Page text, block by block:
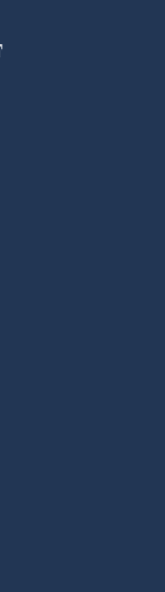
hyperlien
hyperlien
s'ouvrira
externe
dans une